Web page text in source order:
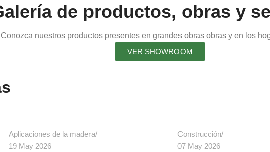
de productos, obras y
Conozca nuestros productos presentes en grandes obras obras y en los
VER SHOWROOM
Juan Atria Rosselot
Aplicaciones de la madera
19 May 2026
Construcción
07 May 2026